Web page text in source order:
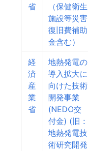
省
（保健衛生
施設等災害
復旧費補助
金含む）
経
済
産
業
省
地熱発電の
導入拡大に
向けた技術
開発事業
(NEDO交
付金) (旧：
地熱発電技
術研究開発